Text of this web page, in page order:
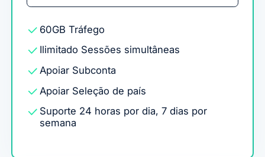
60GB Tráfego
Ilimitado Sessões simultâneas
Apoiar Subconta
Apoiar Seleção de país
Suporte 24 horas por dia, 7 dias por
semana